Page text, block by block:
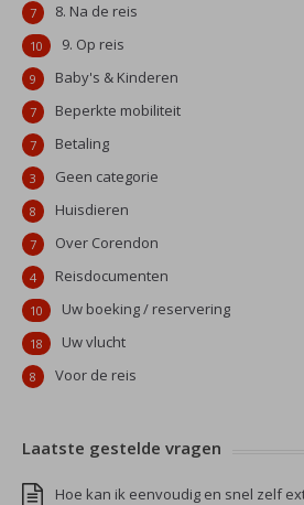
8. Na de reis
7
9. Op reis
10
Baby's & Kinderen
9
Beperkte mobiliteit
7
Betaling
7
Geen categorie
3
Huisdieren
8
Over Corendon
7
Reisdocumenten
4
Uw boeking / reservering
10
Uw vlucht
18
Voor de reis
8
Laatste gestelde vragen
Hoe kan ik eenvoudig en snel zelf